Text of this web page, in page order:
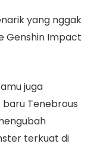
yang nggak
Genshin Impact
juga
Tenebrous
terkuat di